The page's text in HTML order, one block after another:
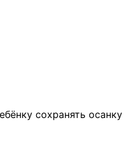
сохранять осанку